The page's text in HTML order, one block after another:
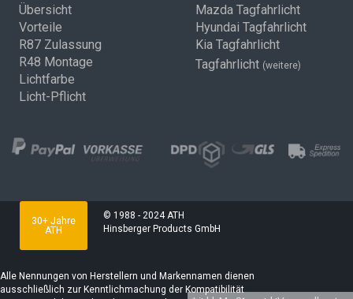
Übersicht
Vorteile
R87 Zulassung
R48 Montage
Lichtfarbe
Licht-Pflicht
Mazda Tagfahrlicht
Hyundai Tagfahrlicht
Kia Tagfahrlicht
Tagfahrlicht (weitere)
30+ Jahre
ATH
© 1988 - 2024 ATH
Hinsberger Products GmbH
Alle Nennungen von Herstellern und Markennamen dienen
ausschließlich zur Kenntlichmachung der Kompatibilität